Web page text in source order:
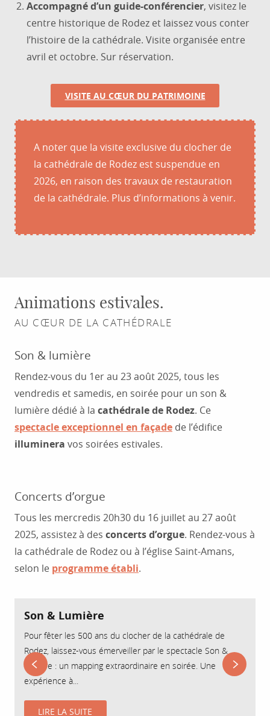
Accompagné d’un guide-conférencier, visitez le
centre historique de Rodez et laissez vous conter
l’histoire de la cathédrale. Visite organisée entre
avril et octobre. Sur réservation.
VISITE AU CŒUR DU PATRIMOINE
A noter que la visite exclusive du clocher de
la cathédrale de Rodez est suspendue en
2026, en raison des travaux de restauration
de la cathédrale. Plus d’informations à venir.
Animations estivales.
AU CŒUR DE LA CATHÉDRALE
Son & lumière
Rendez-vous du 1er au 23 août 2025, tous les
vendredis et samedis, en soirée pour un son &
lumière dédié à la cathédrale de Rodez. Ce
spectacle exceptionnel en façade de l’édifice
illuminera vos soirées estivales.
Concerts d’orgue
Tous les mercredis 20h30 du 16 juillet au 27 août
2025, assistez à des concerts d’orgue. Rendez-vous à
la cathédrale de Rodez ou à l’église Saint-Amans,
selon le programme établi.
Son & Lumière
Pour fêter les 500 ans du clocher de la cathédrale de
Rodez, laissez-vous émerveiller par le spectacle Son &
lumière : un mapping extraordinaire en soirée. Une
expérience à...
LIRE LA SUITE